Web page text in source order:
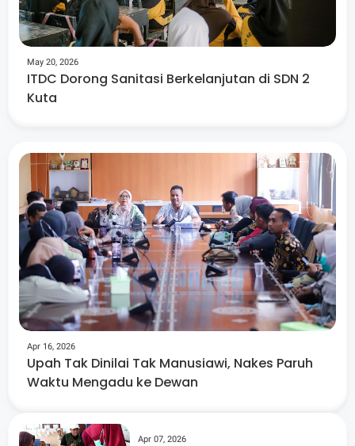
May 20, 2026
ITDC Dorong Sanitasi Berkelanjutan di SDN 2
Kuta
Apr 16, 2026
Upah Tak Dinilai Tak Manusiawi, Nakes Paruh
Waktu Mengadu ke Dewan
Apr 07, 2026